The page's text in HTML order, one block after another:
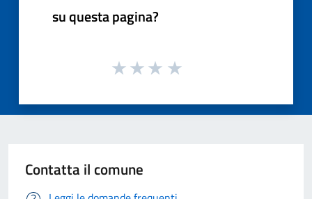
su questa pagina?
Contatta il comune